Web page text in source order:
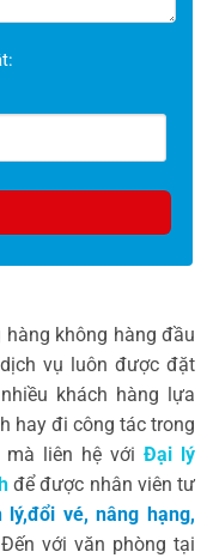
hàng không hàng đầu
vụ luôn được đặt
khách hàng lựa
hay đi công tác trong
liên hệ với Đại lý
để được nhân viên tư
vé, nâng hạng,
Đến với văn phòng tại